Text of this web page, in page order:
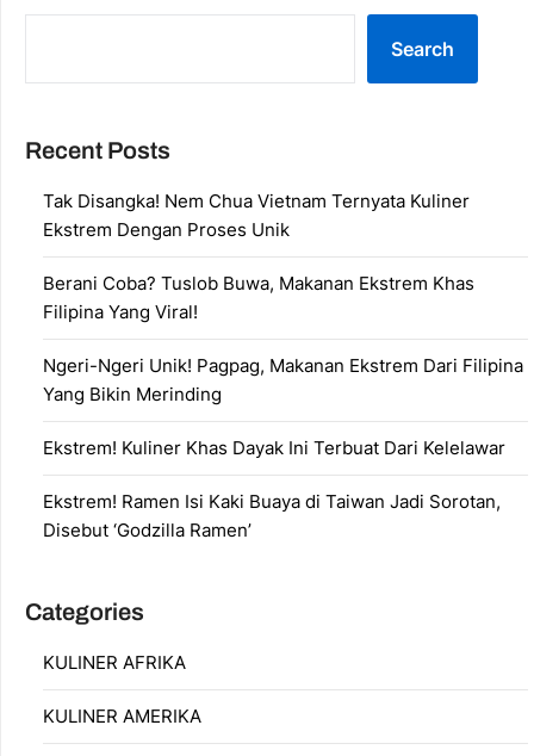
Search
Recent Posts
Tak Disangka! Nem Chua Vietnam Ternyata Kuliner
Ekstrem Dengan Proses Unik
Berani Coba? Tuslob Buwa, Makanan Ekstrem Khas
Filipina Yang Viral!
Ngeri-Ngeri Unik! Pagpag, Makanan Ekstrem Dari Filipina
Yang Bikin Merinding
Ekstrem! Kuliner Khas Dayak Ini Terbuat Dari Kelelawar
Ekstrem! Ramen Isi Kaki Buaya di Taiwan Jadi Sorotan,
Disebut ‘Godzilla Ramen’
Categories
KULINER AFRIKA
KULINER AMERIKA